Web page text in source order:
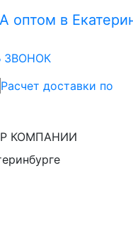
оптом в
ЗВОНОК
Расчет доставки по
КОМПАНИИ